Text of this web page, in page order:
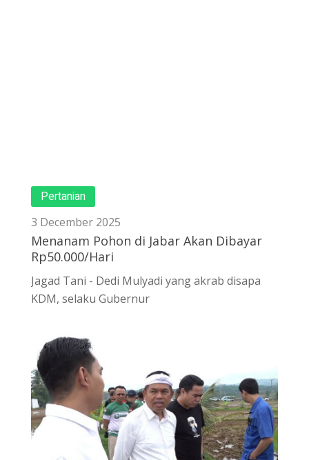
Pertanian
3 December 2025
Menanam Pohon di Jabar Akan Dibayar
Rp50.000/Hari
Jagad Tani - Dedi Mulyadi yang akrab disapa
KDM, selaku Gubernur